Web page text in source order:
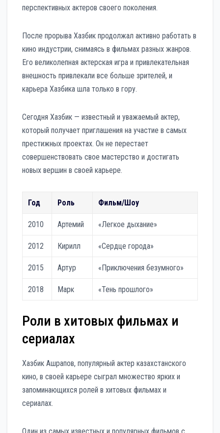
перспективных актеров своего поколения.
После прорыва Хазбик продолжал активно работать в
кино индустрии, снимаясь в фильмах разных жанров.
Его великолепная актерская игра и привлекательная
внешность привлекали все больше зрителей, и
карьера Хазбика шла только в гору.
Сегодня Хазбик — известный и уважаемый актер,
который получает приглашения на участие в самых
престижных проектах. Он не перестает
совершенствовать свое мастерство и достигать
новых вершин в своей карьере.
Год Роль Фильм/Шоу
2010 Артемий «Легкое дыхание»
2012 Кирилл «Сердце города»
2015 Артур «Приключения безумного»
2018 Марк «Тень прошлого»
Роли в хитовых фильмах и
сериалах
Хазбик Ашрапов, популярный актер казахстанского
кино, в своей карьере сыграл множество ярких и
запоминающихся ролей в хитовых фильмах и
сериалах.